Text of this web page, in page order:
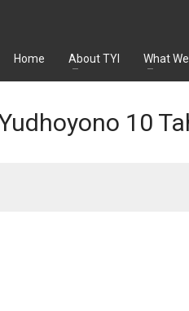
Home About TYI What
10